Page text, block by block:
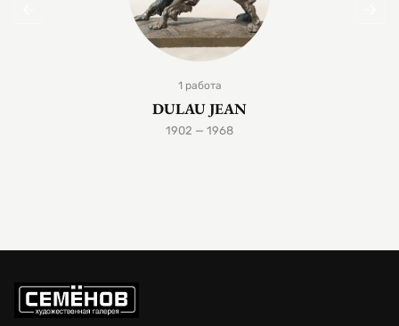
1 работа
DULAU JEAN
1902 — 1968